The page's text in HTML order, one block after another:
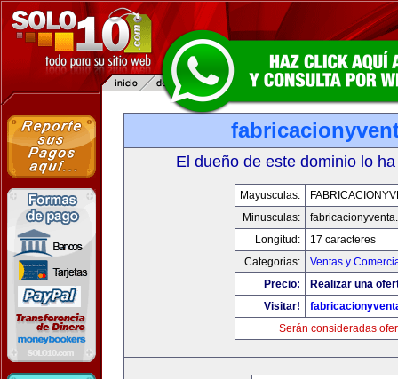
El dueño de este dominio lo
Mayusculas:
Minusculas:
Longitud:
17 caracteres
Categorias:
Ventas y
Precio:
Realizar una
Visitar!
Serán consideradas